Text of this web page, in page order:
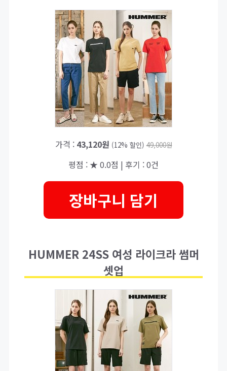
가격 : 43,120원 (12% 할인) 49,000원
평점 : ★ 0.0점 | 후기 : 0건
장바구니 담기
HUMMER 24SS 여성 라이크라 썸머
셋업